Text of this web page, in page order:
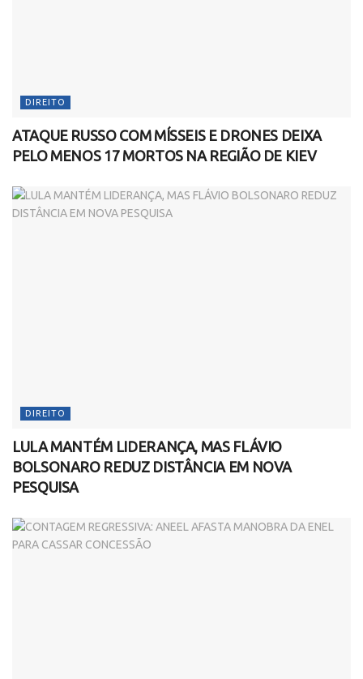
DIREITO
ATAQUE RUSSO COM MÍSSEIS E DRONES DEIXA
PELO MENOS 17 MORTOS NA REGIÃO DE KIEV
DIREITO
LULA MANTÉM LIDERANÇA, MAS FLÁVIO
BOLSONARO REDUZ DISTÂNCIA EM NOVA
PESQUISA